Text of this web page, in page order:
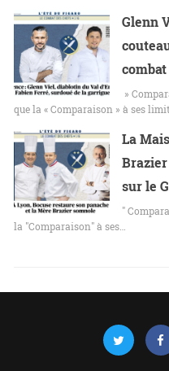
Glenn
»
que la « Comparaison » à ses
La
sur le
"
la "Comparaison" à ses…